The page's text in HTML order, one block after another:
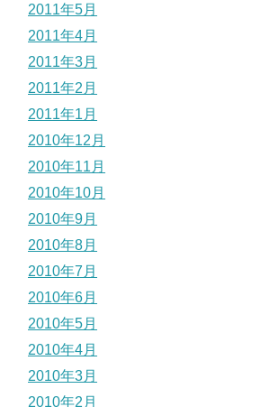
2011年5月
2011年4月
2011年3月
2011年2月
2011年1月
2010年12月
2010年11月
2010年10月
2010年9月
2010年8月
2010年7月
2010年6月
2010年5月
2010年4月
2010年3月
2010年2月